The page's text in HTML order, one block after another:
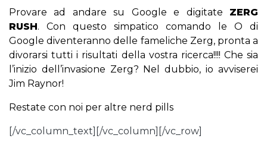
Provare ad andare su Google e digitate ZERG
RUSH. Con questo simpatico comando le O di
Google diventeranno delle fameliche Zerg, pronta a
divorarsi tutti i risultati della vostra ricerca!!!! Che sia
l’inizio dell’invasione Zerg? Nel dubbio, io avviserei
Jim Raynor!
Restate con noi per altre nerd pills
[/vc_column_text][/vc_column][/vc_row]